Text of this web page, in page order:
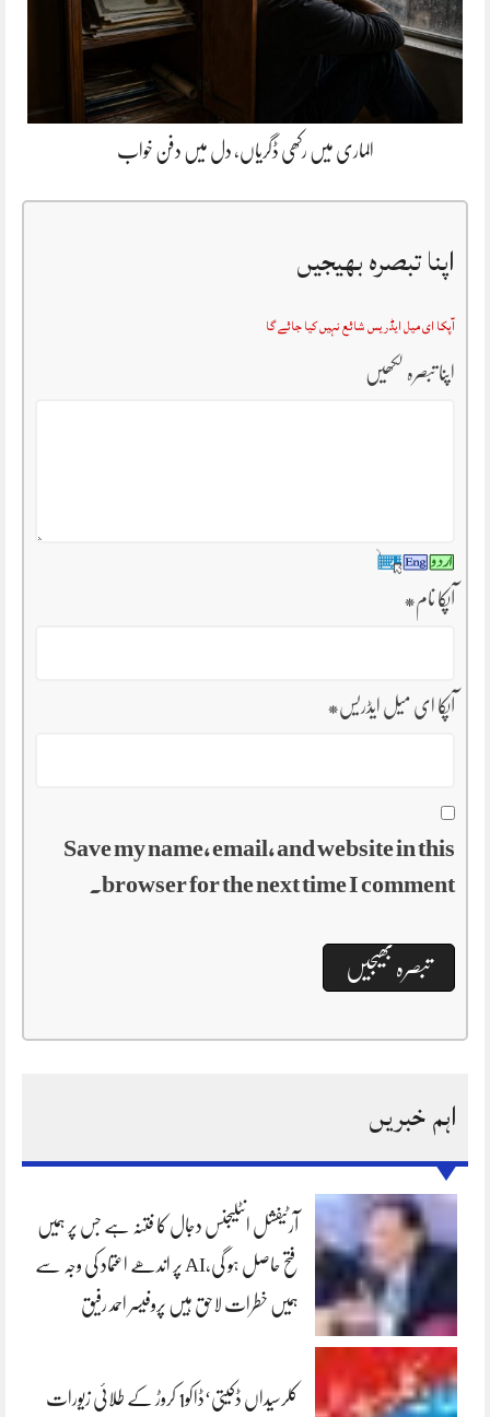
الماری میں رکھی ڈگریاں، دل میں دفن خواب
اپنا تبصرہ بھیجیں
آپکا ای میل ایڈریس شائع نہیں کیا جائے گا
اپنا تبصرہ لکھیں
آپکا نام*
آپکا ای میل ایڈریس*
Save my name, email, and website in this
browser for the next time I comment.
اہم خبریں
آرٹیفشل انٹلیجنس دجال کا فتنہ ہے جس پر ہمیں
فتح حاصل ہو گی،AI پر اندھے اعتماد کی وجہ سے
ہمیں خطرات لاحق ہیں پروفیسر احمد رفیق
کلرسیداں ڈکیتی‘ڈاکو1 کروڑ کے طلائی زیورات